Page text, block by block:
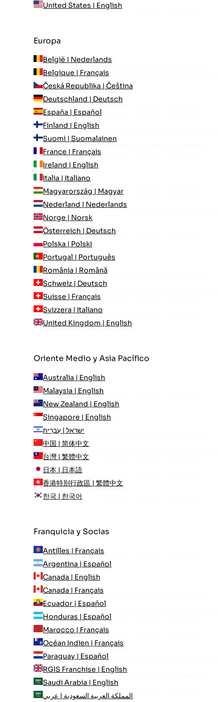
United States | English
Europa
België | Nederlands
Belgique | Français
Česká Republika | Čeština
Deutschland | Deutsch
España | Español
Finland | English
Suomi | Suomalainen
France | Français
Ireland | English
Italia | Italiano
Magyarország | Magyar
Nederland | Nederlands
Norge | Norsk
Österreich | Deutsch
Polska | Polski
Portugal | Português
România | Română
Schweiz | Deutsch
Suisse | Français
Svizzera | Italiano
United Kingdom | English
Oriente Medio y Asia Pacífico
Australia | English
Malaysia | English
New Zealand | English
Singapore | English
ישראל | עִברִית
中国 | 简体中文
台灣 | 繁體中文
日本 | 日本語
香港特別行政區 | 繁體中文
한국 | 한국어
Franquicia y Socias
Antilles | Français
Argentina | Español
Canada | English
Canada | Français
Ecuador | Español
Honduras | Español
Marocco | Français
Océan Indien | Français
Paraguay | Español
RGIS Franchise | English
Saudi Arabia | English
المملكة العربية السعودية | عربي